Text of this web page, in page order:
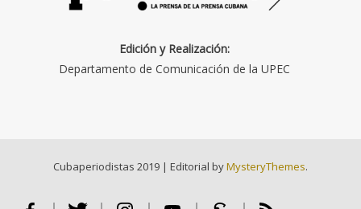
Edición y Realización:
Departamento de Comunicación de la UPEC
Cubaperiodistas 2019 | Editorial byMysteryThemes.